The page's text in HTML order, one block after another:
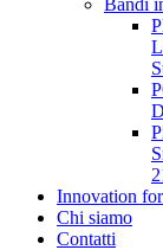
Innovation
Chi siamo
Contatti